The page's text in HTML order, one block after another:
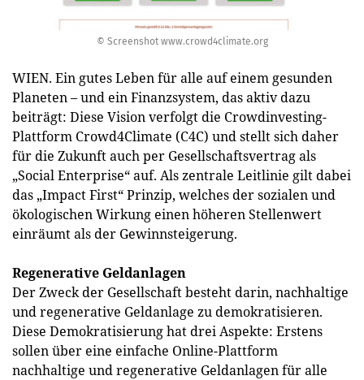
© Screenshot www.crowd4climate.org
WIEN. Ein gutes Leben für alle auf einem gesunden
Planeten – und ein Finanzsystem, das aktiv dazu
beiträgt: Diese Vision verfolgt die Crowdinvesting-
Plattform Crowd4Climate (C4C) und stellt sich daher
für die Zukunft auch per Gesellschaftsvertrag als
„Social Enterprise“ auf. Als zentrale Leitlinie gilt dabei
das „Impact First“ Prinzip, welches der sozialen und
ökologischen Wirkung einen höheren Stellenwert
einräumt als der Gewinnsteigerung.
Regenerative Geldanlagen
Der Zweck der Gesellschaft besteht darin, nachhaltige
und regenerative Geldanlage zu demokratisieren.
Diese Demokratisierung hat drei Aspekte: Erstens
sollen über eine einfache Online-Plattform
nachhaltige und regenerative Geldanlagen für alle